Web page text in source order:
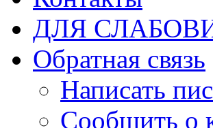
ДЛЯ
Обратная связь
Написать
Сообщить о